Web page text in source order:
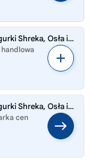
LEGO BrickHeadz 40923 Figurki Shreka, Osła i Ciastka
LEGO BrickHeadz 40923 Figurki Shreka, Osła i Ciastka
cen